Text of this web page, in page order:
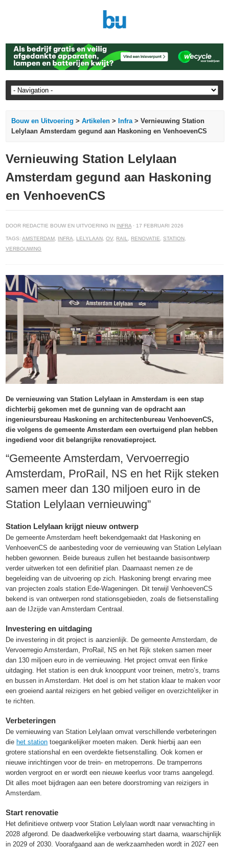
Bouw en Uitvoering >Artikelen > Infra> Vernieuwing Station
Lelylaan Amsterdam gegund aan Haskoning en VenhoevenCS
Vernieuwing Station Lelylaan
Amsterdam gegund aan Haskoning
en VenhoevenCS
DOOR REDACTIE BOUW EN UITVOERING IN INFRA· 17 FEBRUARI 2026
TAGS:AMSTERDAM, INFRA, LELYLAAN,OV, RAIL, RENOVATIE,STATION,
VERBOUWING
De vernieuwing van Station Lelylaan in Amsterdam is een stap
dichterbij gekomen met de gunning van de opdracht aan
ingenieursbureau Haskoning en architectenbureau VenhoevenCS,
die volgens de gemeente Amsterdam een overtuigend plan hebben
ingediend voor dit belangrijke renovatieproject.
“Gemeente Amsterdam, Vervoerregio
Amsterdam, ProRail, NS en het Rijk steken
samen meer dan 130 miljoen euro in de
Station Lelylaan vernieuwing”
Station Lelylaan krijgt nieuw ontwerp
De gemeente Amsterdam heeft bekendgemaakt dat Haskoning en
VenhoevenCS de aanbesteding voor de vernieuwing van Station Lelylaan
hebben gewonnen. Beide bureaus zullen het bestaande basisontwerp
verder uitwerken tot een definitief plan. Daarnaast nemen ze de
begeleiding van de uitvoering op zich. Haskoning brengt ervaring mee
van projecten zoals station Ede-Wageningen. Dit terwijl VenhoevenCS
bekend is van ontwerpen rond stationsgebieden, zoals de fietsenstalling
aan de IJzijde van Amsterdam Centraal.
Investering en uitdaging
De investering in dit project is aanzienlijk. De gemeente Amsterdam, de
Vervoerregio Amsterdam, ProRail, NS en het Rijk steken samen meer
dan 130 miljoen euro in de vernieuwing. Het project omvat een flinke
uitdaging. Het station is een druk knooppunt voor treinen, metro’s, trams
en bussen in Amsterdam. Het doel is om het station klaar te maken voor
een groeiend aantal reizigers en het gebied veiliger en overzichtelijker in
te richten.
Verbeteringen
De vernieuwing van Station Lelylaan omvat verschillende verbeteringen
die het station toegankelijker moeten maken. Denk hierbij aan een
grotere stationshal en een overdekte fietsenstalling. Ook komen er
nieuwe inrichtingen voor de trein- en metroperrons. De tramperrons
worden vergroot en er wordt een nieuwe keerlus voor trams aangelegd.
Dit alles moet bijdragen aan een betere doorstroming van reizigers in
Amsterdam.
Start renovatie
Het definitieve ontwerp voor Station Lelylaan wordt naar verwachting in
2028 afgerond. De daadwerkelijke verbouwing start daarna, waarschijnlijk
in 2029 of 2030. Voorafgaand aan de werkzaamheden wordt in 2027 een